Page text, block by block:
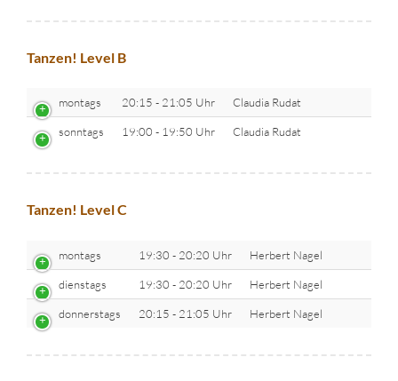
Tanzen! Level B
montags 20:15 - 21:05 Uhr Claudia Rudat
sonntags 19:00 - 19:50 Uhr Claudia Rudat
Tanzen! Level C
montags 19:30 - 20:20 Uhr Herbert Nagel
dienstags 19:30 - 20:20 Uhr Herbert Nagel
donnerstags 20:15 - 21:05 Uhr Herbert Nagel